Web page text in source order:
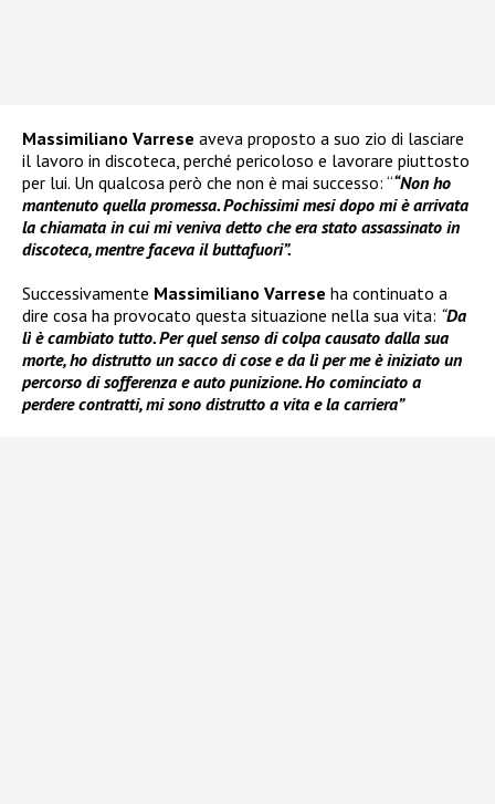
Massimiliano Varrese aveva proposto a suo zio di lasciare
il lavoro in discoteca, perché pericoloso e lavorare piuttosto
per lui. Un qualcosa però che non è mai successo: ““Non ho
mantenuto quella promessa. Pochissimi mesi dopo mi è arrivata
la chiamata in cui mi veniva detto che era stato assassinato in
discoteca, mentre faceva il buttafuori”.
Successivamente Massimiliano Varrese ha continuato a
dire cosa ha provocato questa situazione nella sua vita: “Da
lì è cambiato tutto. Per quel senso di colpa causato dalla sua
morte, ho distrutto un sacco di cose e da lì per me è iniziato un
percorso di sofferenza e auto punizione. Ho cominciato a
perdere contratti, mi sono distrutto a vita e la carriera”